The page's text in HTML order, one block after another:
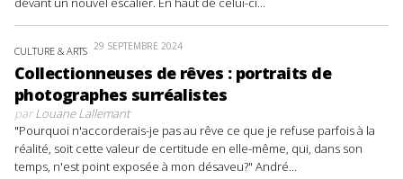
CULTURE & ARTS 29 SEPTEMBRE 2024
Collectionneuses de rêves : portraits de
photographes surréalistes
parLouane Lallemant
"Pourquoi n'accorderais-je pas au rêve ce que je refuse parfois à la
réalité, soit cette valeur de certitude en elle-même, qui, dans son
temps, n'est point exposée à mon désaveu?" André...